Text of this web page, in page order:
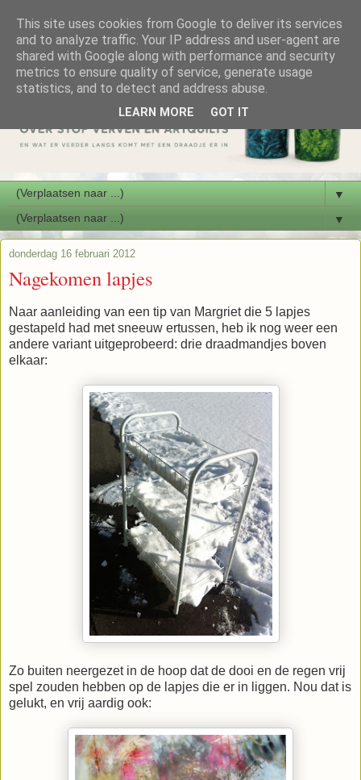
▼
▼
donderdag 16 februari 2012
Nagekomen lapjes
Naar aanleiding van een tip van Margriet die 5 lapjes
gestapeld had met sneeuw ertussen, heb ik nog weer een
andere variant uitgeprobeerd: drie draadmandjes boven
elkaar:
Zo buiten neergezet in de hoop dat de dooi en de regen vrij
spel zouden hebben op de lapjes die er in liggen. Nou dat is
gelukt, en vrij aardig ook:
This site uses cookies from Google to deliver its services
and to analyze traffic. Your IP address and user-agent are
shared with Google along with performance and security
metrics to ensure quality of service, generate usage
statistics, and to detect and address abuse.
LEARN MORE GOT IT